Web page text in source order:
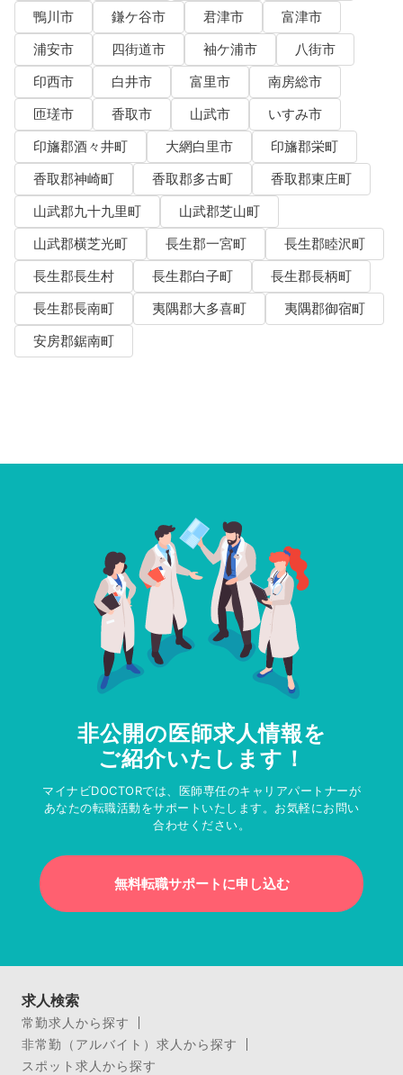
鴨川市
鎌ケ谷市 君津市
富津市
浦安市
四街道市 袖ケ浦市
八街市
印西市
白井市 富里市
南房総市
匝瑳市
香取市 山武市
いすみ市
印旛郡酒々井町
大網白里市
印旛郡栄町
香取郡神崎町
香取郡多古町
香取郡東庄町
山武郡九十九里町
山武郡芝山町
山武郡横芝光町
長生郡一宮町
長生郡睦沢町
長生郡長生村
長生郡白子町
長生郡長柄町
長生郡長南町
夷隅郡大多喜町
夷隅郡御宿町
安房郡鋸南町
非公開の医師求人情報を
ご紹介いたします！
マイナビDOCTORでは、医師専任のキャリアパートナーが
あなたの転職活動をサポートいたします。お気軽にお問い
合わせください。
無料転職サポートに申し込む
求人検索
常勤求人から探す
非常勤（アルバイト）求人から探す
スポット求人から探す